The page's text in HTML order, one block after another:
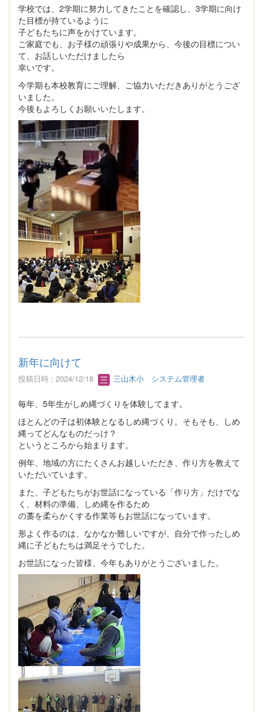
学校では、2学期に努力してきたことを確認し、3学期に向け
た目標が持ているように
子どもたちに声をかけています。
ご家庭でも、お子様の頑張りや成果から、今後の目標につい
て、お話しいただけましたら
幸いです。
今学期も本校教育にご理解、ご協力いただきありがとうござ
いました。
今後もよろしくお願いいたします。
新年に向けて
投稿日時 : 2024/12/18 三山木小 システム管理者
毎年、5年生がしめ縄づくりを体験してます。
ほとんどの子は初体験となるしめ縄づくり。そもそも、しめ
縄ってどんなものだっけ？
というところから始まります。
例年、地域の方にたくさんお越しいただき、作り方を教えて
いただいています。
また、子どもたちがお世話になっている「作り方」だけでな
く、材料の準備、しめ縄を作るため
の藁を柔らかくする作業等もお世話になっています。
形よく作るのは、なかなか難しいですが、自分で作ったしめ
縄に子どもたちは満足そうでした。
お世話になった皆様、今年もありがとうございました。